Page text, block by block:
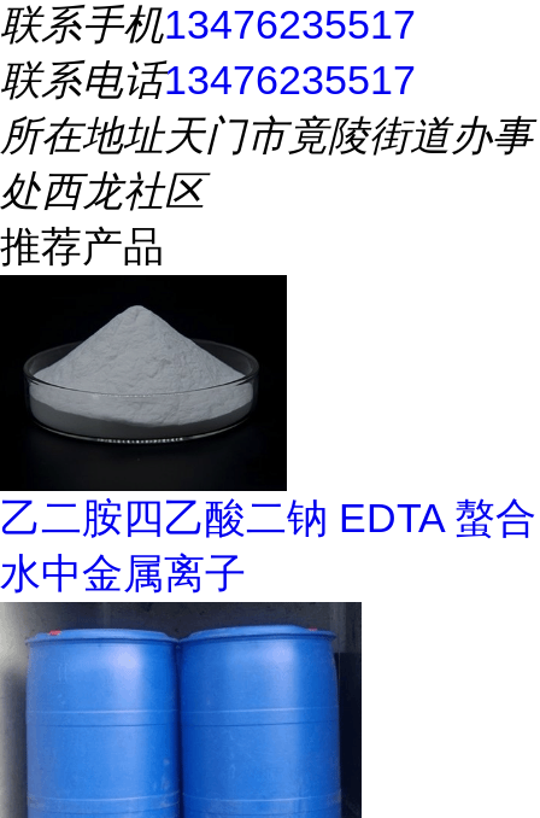
联系手机13476235517
联系电话13476235517
所在地址天门市竟陵街道办事
处西龙社区
推荐产品
乙二胺四乙酸二钠 EDTA 螯合
水中金属离子